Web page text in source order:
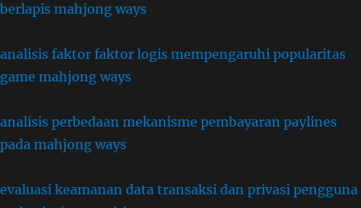
berlapis mahjong ways
analisis faktor faktor logis mempengaruhi popularitas
game mahjong ways
analisis perbedaan mekanisme pembayaran paylines
pada mahjong ways
evaluasi keamanan data transaksi dan privasi pengguna